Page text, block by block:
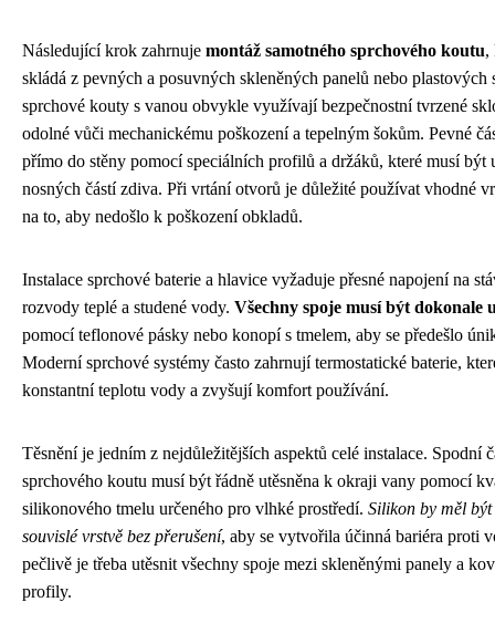
Následující krok zahrnuje montáž samotného sprchového koutu,
skládá z pevných a posuvných skleněných panelů nebo plastových
sprchové kouty s vanou obvykle využívají bezpečnostní tvrzené
odolné vůči mechanickému poškození a tepelným šokům. Pevné
přímo do stěny pomocí speciálních profilů a držáků, které musí být
nosných částí zdiva. Při vrtání otvorů je důležité používat vhodné
na to, aby nedošlo k poškození obkladů.
Instalace sprchové baterie a hlavice vyžaduje přesné napojení na
rozvody teplé a studené vody. Všechny spoje musí být dokonale
pomocí teflonové pásky nebo konopí s tmelem, aby se předešlo
Moderní sprchové systémy často zahrnují termostatické baterie,
konstantní teplotu vody a zvyšují komfort používání.
Těsnění je jedním z nejdůležitějších aspektů celé instalace. Spodní
sprchového koutu musí být řádně utěsněna k okraji vany pomocí
silikonového tmelu určeného pro vlhké prostředí. Silikon by měl
souvislé vrstvě bez přerušení, aby se vytvořila účinná bariéra proti
pečlivě je třeba utěsnit všechny spoje mezi skleněnými panely a
profily.